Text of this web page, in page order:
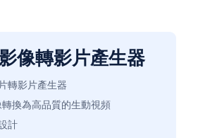
像轉影片產生器
轉影片產生器
換為高品質的生動視頻
計